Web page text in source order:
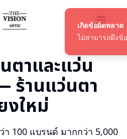
ตาและแว่น
ร้านแว่นตา
งใหม่
100 แบรนด์ มากกว่า 5,000